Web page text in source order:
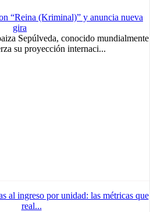
Sepúlveda, conocido mundialmente
su proyección internaci...
al ingreso por unidad: las métricas que
real...